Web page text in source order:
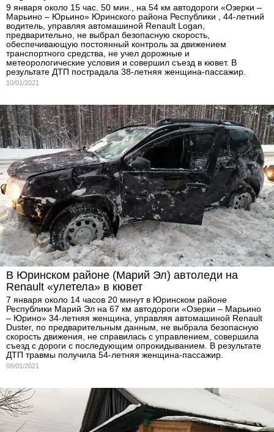
9 января около 15 час. 50 мин., на 54 км автодороги «Озерки –
Марьино – Юрьино» Юринского района Республики , 44-летний
водитель, управляя автомашиной Renault Logan,
предварительно, не выбрал безопасную скорость,
обеспечивающую постоянный контроль за движением
транспортного средства, не учел дорожные и
метеорологические условия и совершил съезд в кювет. В
результате ДТП пострадала 38-летняя женщина-пассажир.
10/01/2021
В Юринском районе (Марий Эл) автоледи на
Renault «улетела» в кювет
7 января около 14 часов 20 минут в Юринском районе
Республики Марий Эл на 67 км автодороги «Озерки – Марьино
– Юрино» 34-летняя женщина, управляя автомашиной Renault
Duster, по предварительным данным, не выбрала безопасную
скорость движения, не справилась с управлением, совершила
съезд с дороги с последующим опрокидыванием. В результате
ДТП травмы получила 54-летняя женщина-пассажир.
08/01/2021